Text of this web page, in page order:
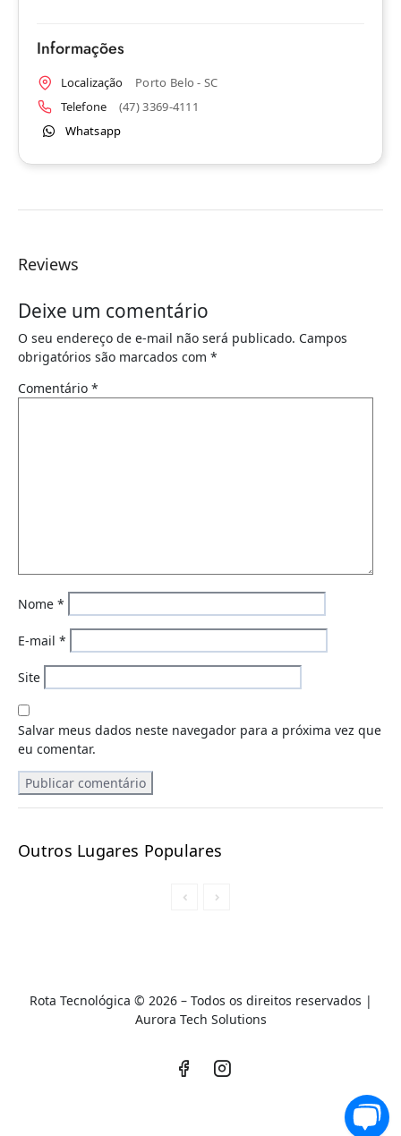
Informações
Localização
Porto Belo - SC
Telefone
(47) 3369-4111
Whatsapp
Reviews
Deixe um comentário
O seu endereço de e-mail não será publicado. Campos
obrigatórios são marcados com *
Comentário *
Nome *
E-mail *
Site
Salvar meus dados neste navegador para a próxima vez que
eu comentar.
Outros Lugares Populares
Rota Tecnológica © 2026 – Todos os direitos reservados |
Aurora Tech Solutions